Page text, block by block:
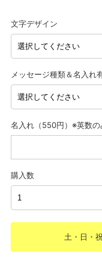
文字デザイン
メッセージ種類＆名入れ
名入れ（550円）※英数の
購入数
土・日・